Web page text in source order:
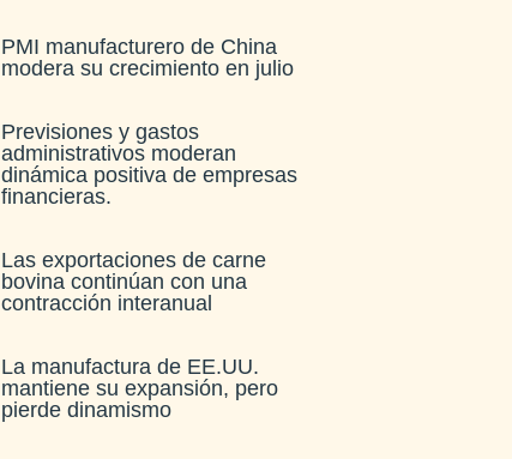
PMI manufacturero de China
modera su crecimiento en julio​
Previsiones y gastos
administrativos moderan
dinámica positiva de empresas
financieras​.
Las exportaciones de carne
bovina continúan con una
contracción interanual
La manufactura de EE.UU.
mantiene su expansión, pero
pierde dinamismo